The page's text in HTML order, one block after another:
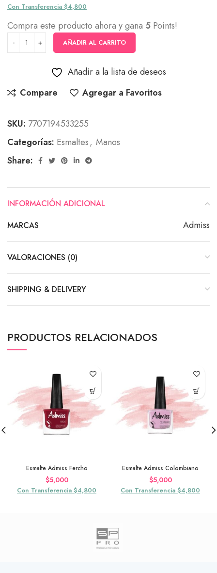
Con Transferencia $4,800
Compra este producto ahora y gana 5 Points!
AÑADIR AL CARRITO
Añadir a la lista de deseos
Compare
Agregar a Favoritos
SKU: 7707194533255
Categorías: Esmaltes, Manos
Share:
INFORMACIÓN ADICIONAL
MARCAS
Admiss
VALORACIONES (0)
SHIPPING & DELIVERY
PRODUCTOS RELACIONADOS
Esmalte Admiss Fercho
$5,000
Con Transferencia $4,800
Esmalte Admiss Colombiano
$5,000
Con Transferencia $4,800